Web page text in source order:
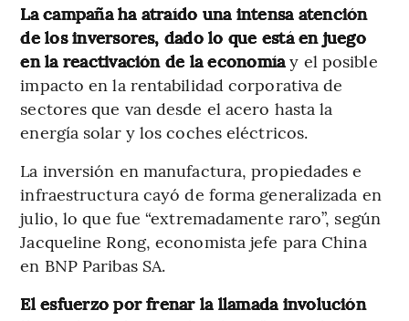
La campaña ha atraído una intensa atención
de los inversores, dado lo que está en juego
en la reactivación de la economíay el posible
impacto en la rentabilidad corporativa de
sectores que van desde el acero hasta la
energía solar y los coches eléctricos.
La inversión en manufactura, propiedades e
infraestructura cayó de forma generalizada en
julio, lo que fue “extremadamente raro”, según
Jacqueline Rong, economista jefe para China
en BNP Paribas SA.
El esfuerzo por frenar la llamada involución